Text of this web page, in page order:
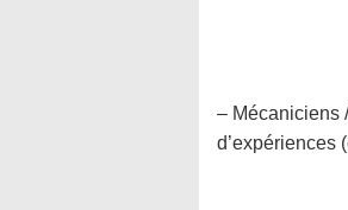
– Mécaniciens
d’expériences